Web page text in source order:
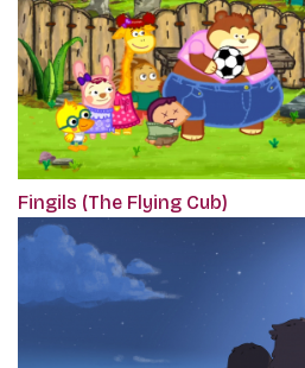
Fingils (The Flying Cub)